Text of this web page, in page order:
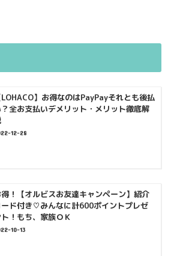
LOHACO】お得なのはPayPayそれとも後払
？全お支払いデメリット・メリット徹底解
12-28
得！【オルビスお友達キャンペーン】紹介
ード付き♡みんなに計600ポイントプレゼ
ト！もち、家族ＯＫ
10-13